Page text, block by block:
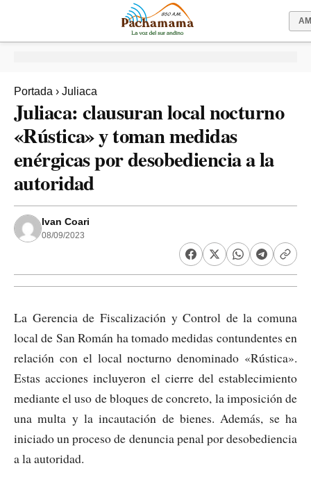
Portada › Juliaca
Juliaca: clausuran local nocturno
«Rústica» y toman medidas
enérgicas por desobediencia a la
autoridad
Ivan Coari
08/09/2023
La Gerencia de Fiscalización y Control de la comuna
local de San Román ha tomado medidas contundentes en
relación con el local nocturno denominado «Rústica».
Estas acciones incluyeron el cierre del establecimiento
mediante el uso de bloques de concreto, la imposición de
una multa y la incautación de bienes. Además, se ha
iniciado un proceso de denuncia penal por desobediencia
a la autoridad.